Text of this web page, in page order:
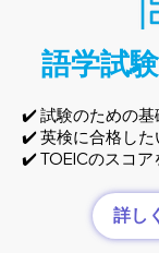
語学試
✔️ 試験のための基
✔️ 英検に合格した
✔️ TOEICのスコア
詳し